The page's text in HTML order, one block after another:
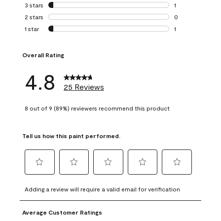
0 reviews with 4
3 stars stars
1
1 review with 3
2 stars stars
0
0 reviews with 2
1 star stars
1
Overall Rating
4.8 25 Reviews
8 out of 9 (89%) reviewers recommend this product
Tell us how this paint performed.
to
rate
the
item
to
rate
the
to
rate
the
item
to
rate
to
rate
Adding a review will require a valid email for verification
Average Customer Ratings